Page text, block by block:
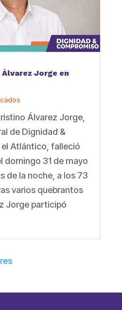
Jorge en
Álvarez Jorge,
de Dignidad &
Atlántico, falleció
domingo 31 de mayo
de la noche, a los 73
varios quebrantos
Jorge participó